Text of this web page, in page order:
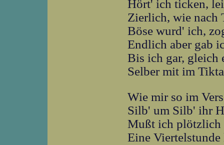
Hört' ich ticken,
Zierlich, wie nach
Böse wurd' ich,
Endlich aber gab
Bis ich gar, gleich
Selber mit im
Wie mir so im
Silb' um Silb' ihr
Mußt ich plötzlich
Eine Viertelstunde